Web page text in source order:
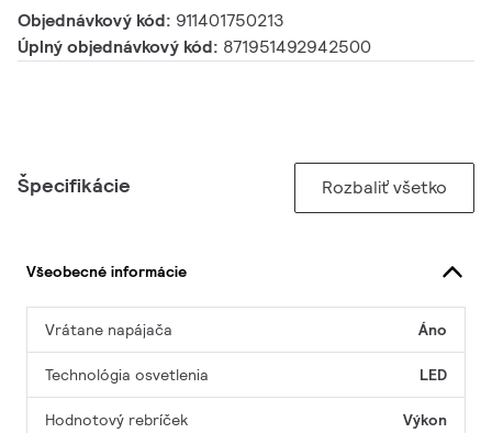
Objednávkový kód: 911401750213
Úplný objednávkový kód: 871951492942500
Špecifikácie Rozbaliť všetko
Všeobecné informácie
Vrátane napájača Áno
Technológia osvetlenia LED
Hodnotový rebríček Výkon